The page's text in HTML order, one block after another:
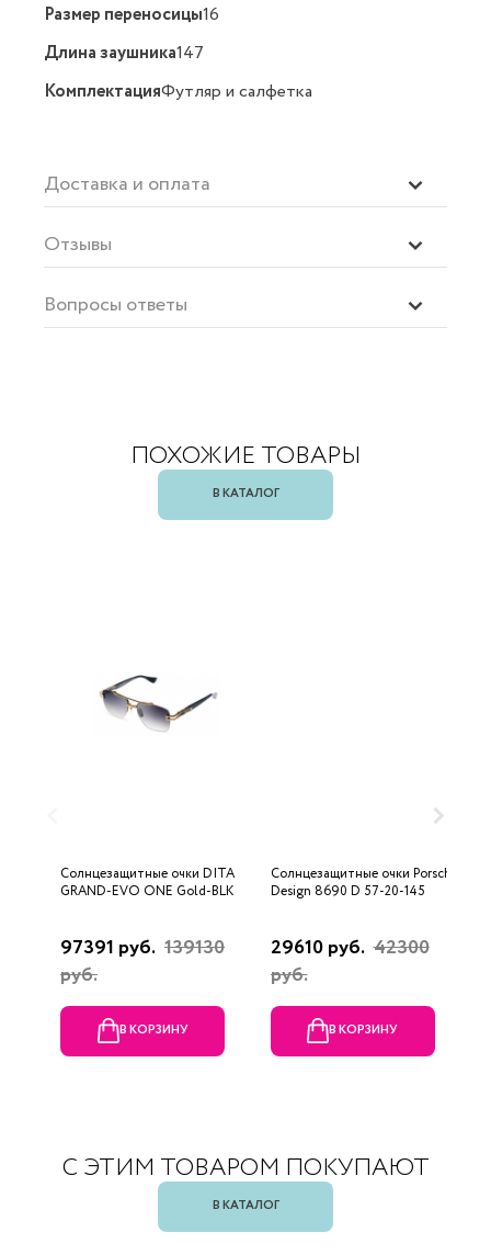
Размер переносицы16
Длина заушника147
КомплектацияФутляр и салфетка
Доставка и оплата
Отзывы
Вопросы ответы
ПОХОЖИЕ ТОВАРЫ
В КАТАЛОГ
Солнцезащитные очки DITA
GRAND-EVO ONE Gold-BLK
97391 руб. 139130
руб.
В КОРЗИНУ
Солнцезащитные очки Porsche
Design 8690 D 57-20-145
29610 руб. 42300
руб.
В КОРЗИНУ
С ЭТИМ ТОВАРОМ ПОКУПАЮТ
В КАТАЛОГ